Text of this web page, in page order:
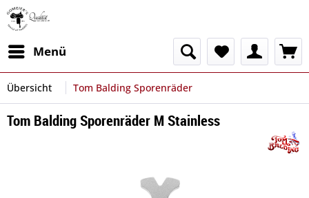
Menü
Übersicht Tom Balding Sporenräder
Tom Balding Sporenräder M Stainless